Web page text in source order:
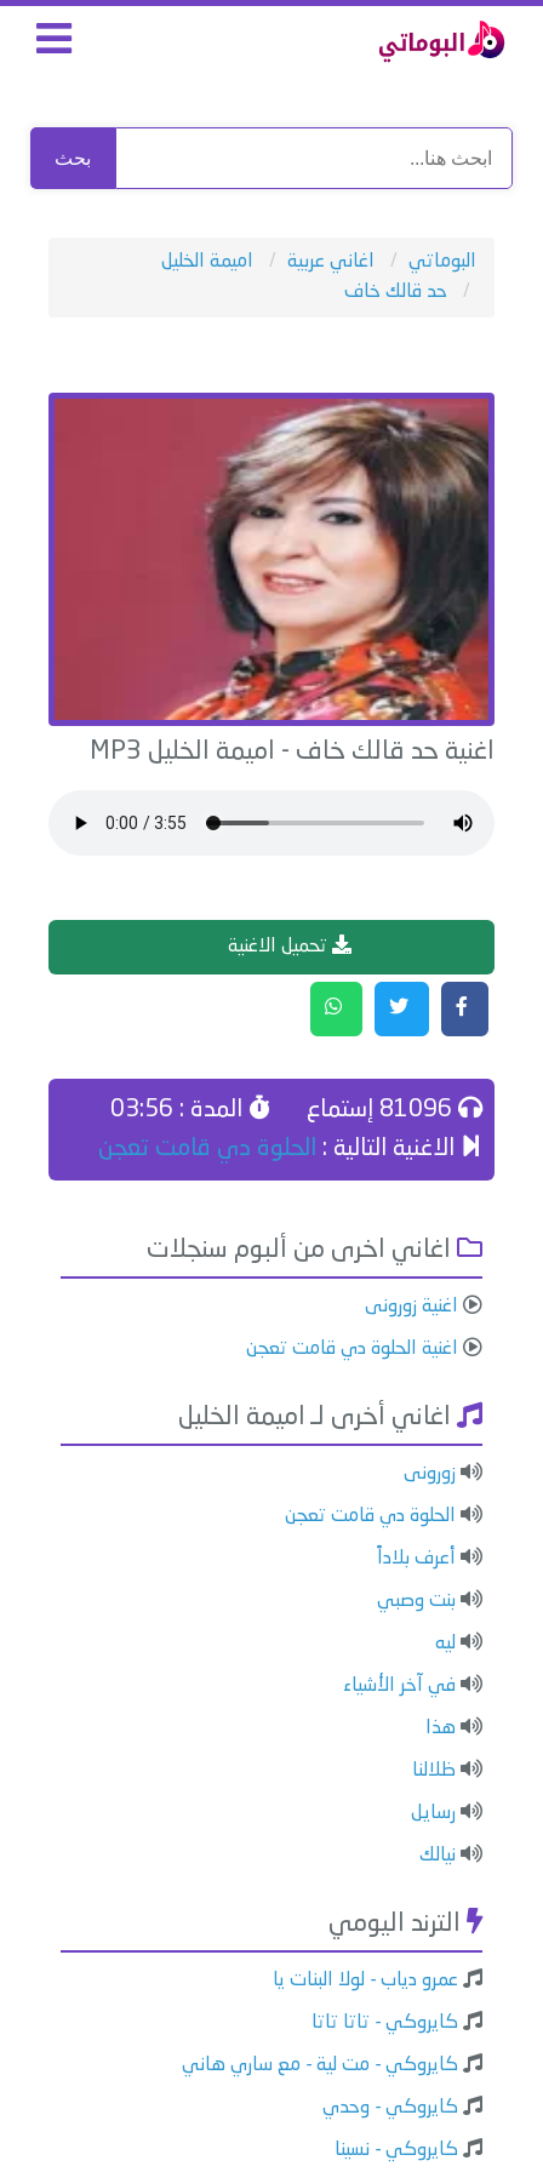
بحث
البوماتي اغاني عربية
اميمة الخليل
حد قالك خاف
اغنية حد قالك خاف - اميمة الخليل
تحميل الاغنية
المدة : 03:56
الاغنية التالية :
الحلوة دي قامت تعجن
اغاني اخرى من ألبوم سنجلات
اغنية زورونى
اغنية الحلوة دي قامت تعجن
اغاني أخرى لـ اميمة الخليل
زورونى
الحلوة دي قامت تعجن
أعرف بلاداً
بنت وصبي
ليه
في آخر الأشياء
هذا
ظلالنا
رسايل
نيالك
الترند اليومي
عمرو دياب - لولا البنات يا
كايروكي - تاتا تاتا
كايروكي - مت لية - مع ساري هاني
كايروكي - وحدي
كايروكي - نسينا